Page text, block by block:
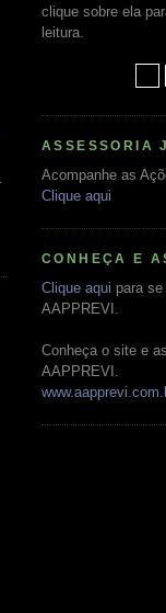
clique sobre ela
leitura.
ASSESSORIA
Acompanhe as
Clique aqui
CONHEÇA E
Clique aqui para
AAPPREVI.
Conheça o site e
AAPPREVI.